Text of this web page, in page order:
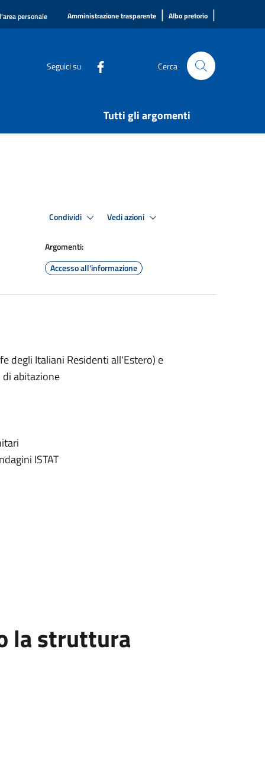
personale Amministrazione trasparente | Albo pretorio |
Seguici su Cerca
Tutti gli argomenti
Condividi Vedi azioni
Argomenti:
Accesso all'informazione
degli Italiani Residenti all'Estero) e
abitazione
ISTAT
la struttura